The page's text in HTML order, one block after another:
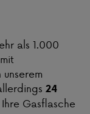
als 1.000
24
Ihre Gasflasche